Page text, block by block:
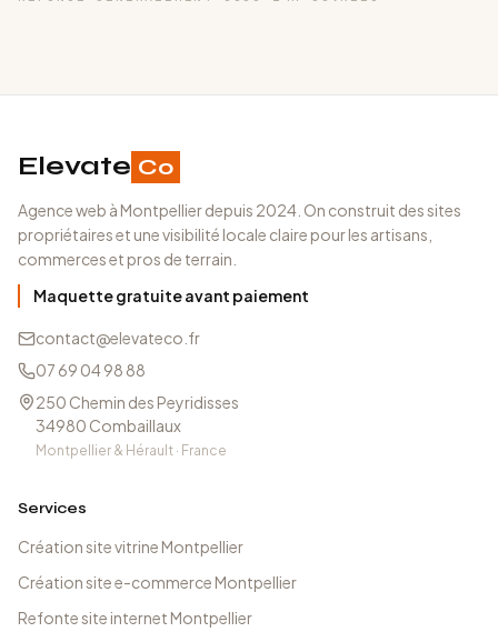
Elevate Co
Agence web à Montpellier depuis 2024. On construit des sites
propriétaires et une visibilité locale claire pour les artisans,
commerces et pros de terrain.
Maquette gratuite avant paiement
contact@elevateco.fr
07 69 04 98 88
250 Chemin des Peyridisses
34980 Combaillaux
Montpellier & Hérault · France
Services
Création site vitrine Montpellier
Création site e-commerce Montpellier
Refonte site internet Montpellier